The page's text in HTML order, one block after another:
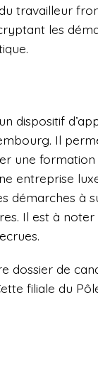
travailleur
les
dispositif
Il
une
entreprise
démarches à
Il est à
dossier de
filiale du